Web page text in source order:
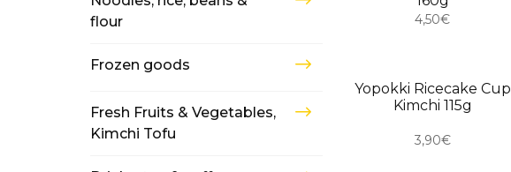
flour
Frozen goods
Fresh Fruits & Vegetables,
Kimchi Tofu
4,50€
USKORO
Yopokki Ricecake Cup
Kimchi 115g
3,90€